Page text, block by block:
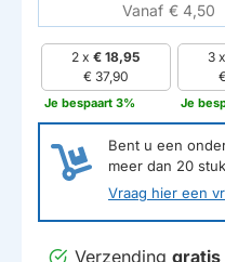
Vanaf € 4,50
2 x€ 18,95
€ 37,90
Je bespaart 3%
3
Je
Bent u een
meer dan 20
Vraag hier een
Verzending gratis